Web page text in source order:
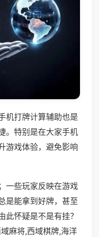
机打牌计算辅助也是
。特别是在大家手机
游戏体验，避免影响
一些玩家反映在游戏
是能拿到好牌，甚至
此怀疑是不是有挂？
麻将,西域棋牌,海洋